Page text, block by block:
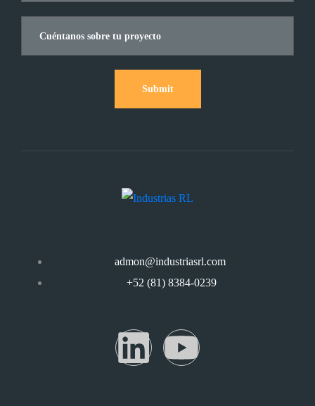
Submit
admon@industriasrl.com
+52 (81) 8384-0239